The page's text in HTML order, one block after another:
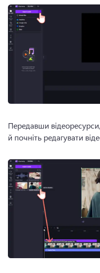
Передавши
й почніть редагувати